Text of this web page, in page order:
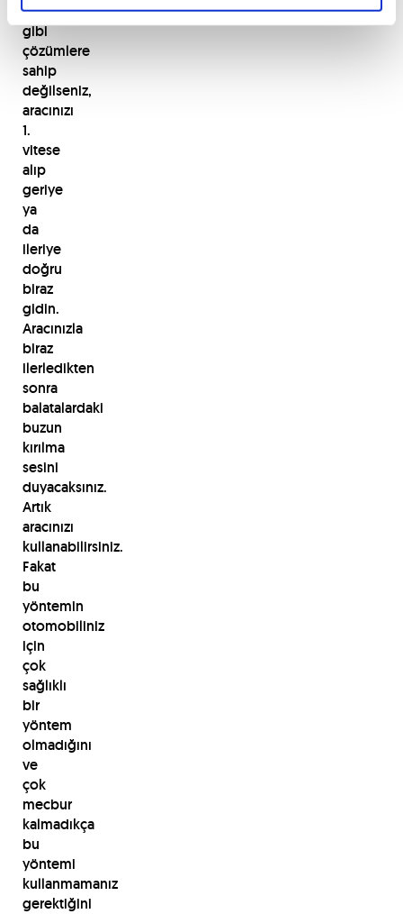
makinesi
gibi
çözümlere
sahip
değilseniz,
aracınızı
1.
vitese
alıp
geriye
ya
da
ileriye
doğru
biraz
gidin.
Aracınızla
biraz
ilerledikten
sonra
balatalardaki
buzun
kırılma
sesini
duyacaksınız.
Artık
aracınızı
kullanabilirsiniz.
Fakat
bu
yöntemin
otomobiliniz
için
çok
sağlıklı
bir
yöntem
olmadığını
ve
çok
mecbur
kalmadıkça
bu
yöntemi
kullanmamanız
gerektiğini